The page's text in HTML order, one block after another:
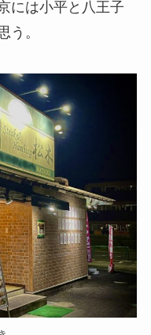
には小平と八王子
う。